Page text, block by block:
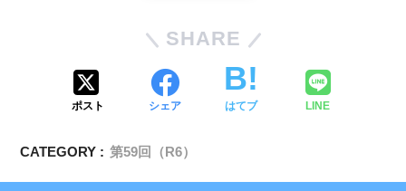
骨粗鬆症
SHARE
ポスト シェア はてブ LINE
CATEGORY : 第59回（R6）